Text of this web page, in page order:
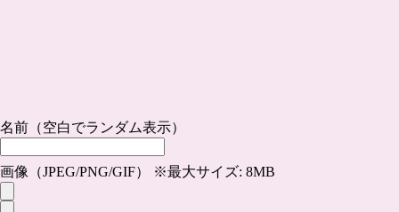
名前（空白でランダム表示）
画像（JPEG/PNG/GIF） ※最大サイズ: 8MB